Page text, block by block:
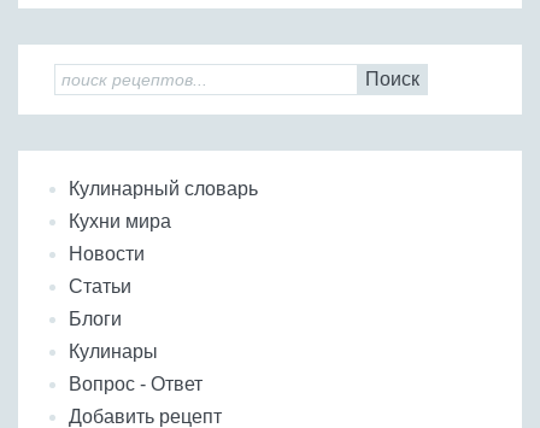
Поиск
Кулинарный словарь
Кухни мира
Новости
Статьи
Блоги
Кулинары
Вопрос - Ответ
Добавить рецепт